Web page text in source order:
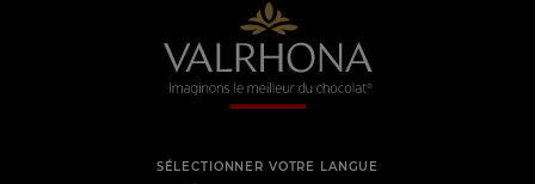
SÉLECTIONNER VOTRE LANGUE